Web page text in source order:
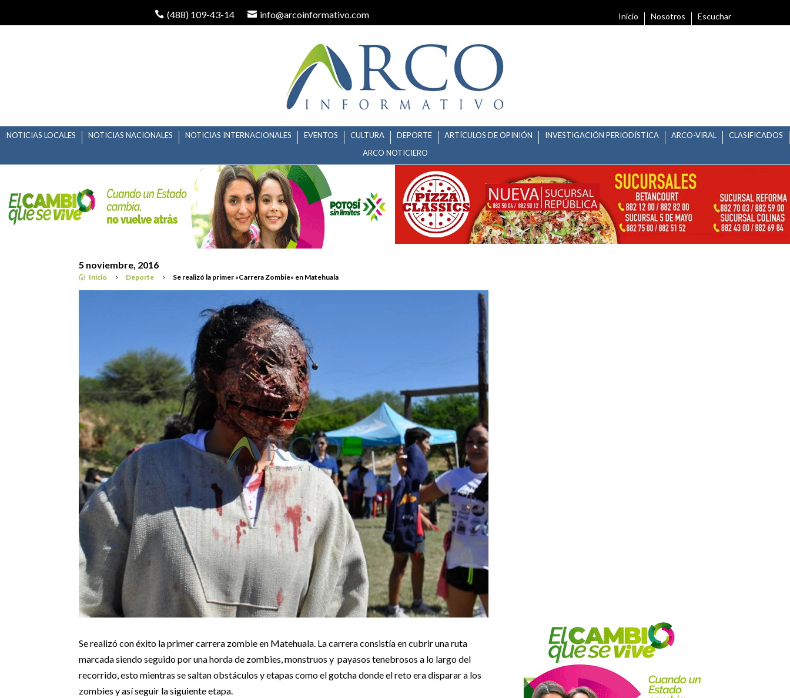
(488) 109-43-14 info@arcoinformativo.com Inicio Nosotros Escuchar
NOTICIAS LOCALES NOTICIAS NACIONALES NOTICIAS INTERNACIONALES EVENTOS CULTURA DEPORTE ARTÍCULOS DE OPINIÓN INVESTIGACIÓN PERIODÍSTICA ARCO-VIRAL
CLASIFICADOS
ARCO NOTICIERO
 Inicio 5 Deporte 5 Se realizó la primer «Carrera Zombie» en Matehuala
SE REALIZÓ LA PRIMER «CARRERA ZOMBIE» EN MATEHUALA
5 noviembre, 2016
Se realizó con éxito la primer carrera zombie en Matehuala. La carrera consistía en cubrir una ruta
marcada siendo seguido por una horda de zombies, monstruos y payasos tenebrosos a lo largo del
recorrido, esto mientras se saltan obstáculos y etapas como el gotcha donde el reto era disparar a los
zombies y así seguir la siguiente etapa.